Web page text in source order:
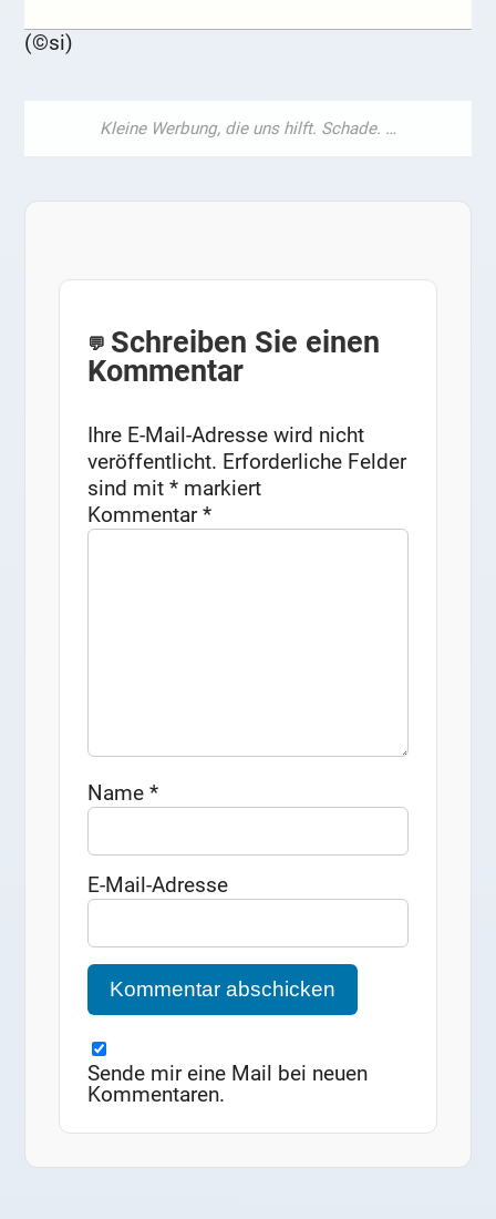
(©si)
Schreiben Sie einen
Kommentar
Ihre E-Mail-Adresse wird nicht
veröffentlicht. Erforderliche Felder
sind mit* markiert
Kommentar*
Name*
E-Mail-Adresse
Sende mir eine Mail bei neuen
Kommentaren.